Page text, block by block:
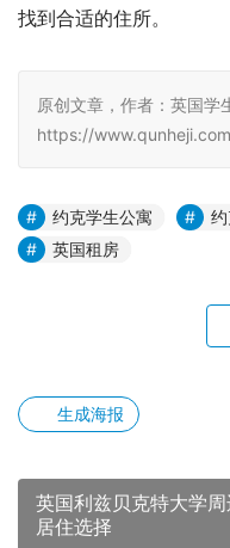
找到合适的住所。
原创文章，作者：英国学
https://
约克学生公寓
英国租房
生成海报
英国利兹贝克特大学
居住选择